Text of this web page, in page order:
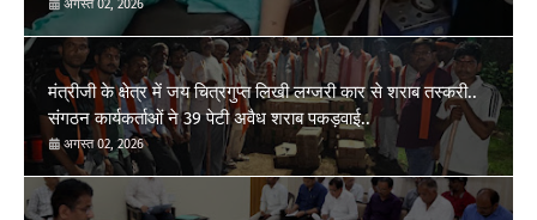
अगस्त 02, 2026
मंत्रीजी के क्षेत्र में जय चित्रगुप्त लिखी लग्जरी कार से शराब तस्करी..
संगठन कार्यकर्ताओं ने 39 पेटी अवैध शराब पकड़वाई..
अगस्त 02, 2026